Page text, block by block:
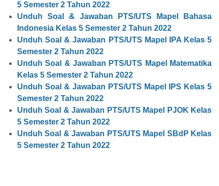
5 Semester 2 Tahun 2022
Unduh Soal & Jawaban PTS/UTS Mapel Bahasa
Indonesia Kelas 5 Semester 2 Tahun 2022
Unduh Soal & Jawaban PTS/UTS Mapel IPA Kelas 5
Semester 2 Tahun 2022
Unduh Soal & Jawaban PTS/UTS Mapel Matematika
Kelas 5 Semester 2 Tahun 2022
Unduh Soal & Jawaban PTS/UTS Mapel IPS Kelas 5
Semester 2 Tahun 2022
Unduh Soal & Jawaban PTS/UTS Mapel PJOK Kelas
5 Semester 2 Tahun 2022
Unduh Soal & Jawaban PTS/UTS Mapel SBdP Kelas
5 Semester 2 Tahun 2022